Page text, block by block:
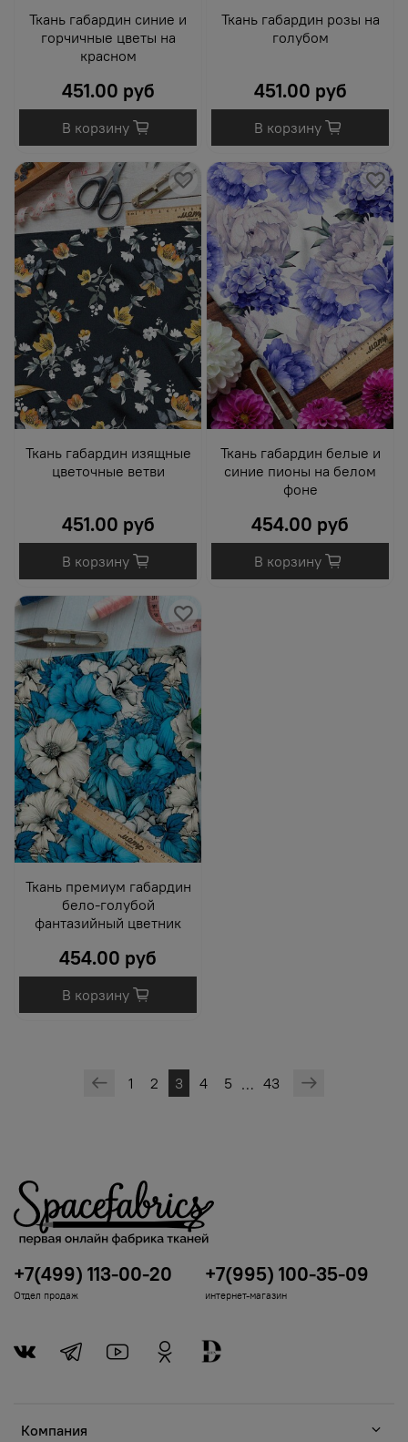
Ткань габардин синие и
горчичные цветы на
красном
451.00 руб
В корзину
Ткань габардин розы на
голубом
451.00 руб
В корзину
Ткань габардин изящные
цветочные ветви
451.00 руб
В корзину
Ткань габардин белые и
синие пионы на белом
фоне
454.00 руб
В корзину
Ткань премиум габардин
бело-голубой
фантазийный цветник
454.00 руб
В корзину
1 2 3 4 5 … 43
Компания
+7(499) 113-00-20
Отдел продаж
+7(995) 100-35-09
интернет-магазин